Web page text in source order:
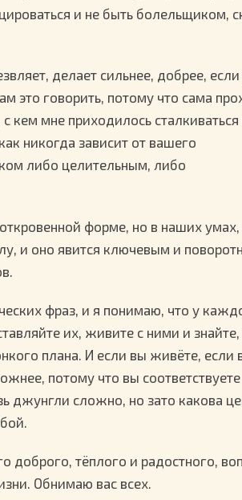
и не быть болельщиком,
делает сильнее, добрее,
это говорить, потому что сама
кем мне приходилось сталкиваться
никогда зависит от вашего
либо целительным, либо
форме, но в наших
и оно явится ключевым и
фраз, и я понимаю, что у
их, живите с ними и знайте,
плана. И если вы живёте, если
потому что вы соответствуете
джунгли сложно, но зато какова
тёплого и радостного,
Обнимаю вас всех.